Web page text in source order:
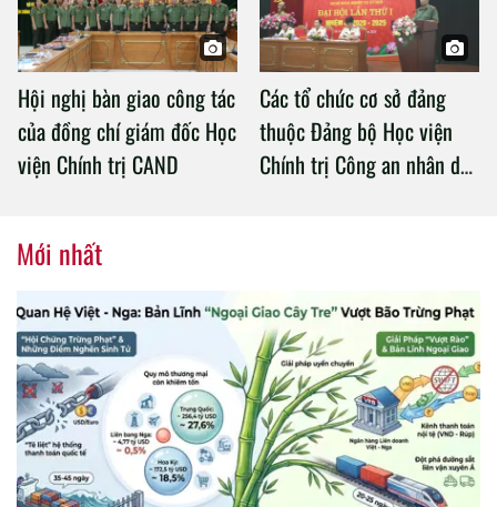
Hội nghị bàn giao công tác
của đồng chí giám đốc Học
viện Chính trị CAND
Các tổ chức cơ sở đảng
thuộc Đảng bộ Học viện
Chính trị Công an nhân dân
Mới nhất